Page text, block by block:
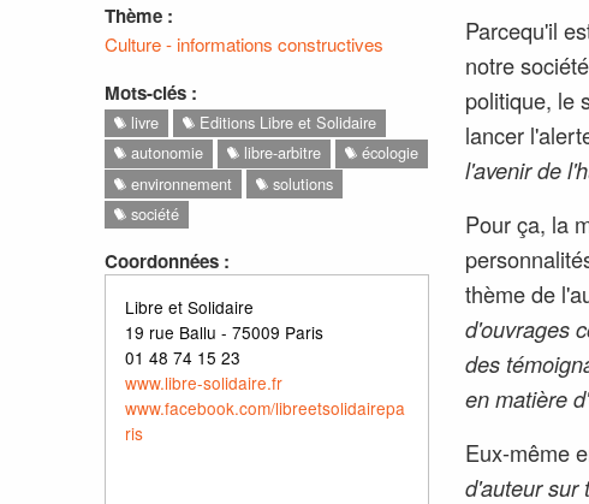
Thème :
Culture - informations constructives
Mots-clés :
livre
Editions Libre et Solidaire
autonomie
libre-arbitre
écologie
environnement
solutions
société
Coordonnées :
Libre et Solidaire
19 rue Ballu - 75009 Paris
01 48 74 15 23
www.libre-solidaire.fr
www.facebook.com/libreetsolidairepa
ris
Parcequ'il
notre
politique, le
lancer
l'avenir de
Pour ça, la
thème de
d'ouvrages
des
en matière
Eux-même
d'auteur sur